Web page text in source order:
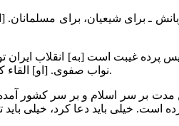
پس پرده غیبت است [به] انقلاب
نواب صفوی. [او] القاء کرده است به آقای خامنه‌ای الان؛ و من اینجور اعتقاد دارم و صد در صد هم همینجور هست.
مدت بر سر اسلام و بر سر کشور